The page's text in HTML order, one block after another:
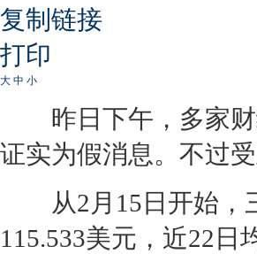
复制链接
打印
大 中 小
昨日下午，多家财
证实为假消息。不过受
从2月15日开始，三
115.533美元，近22日